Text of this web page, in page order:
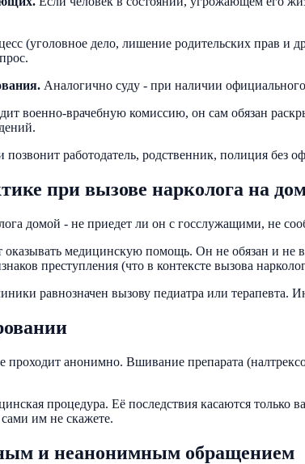
(уголовное дело, лишение родительских прав и
Аналогично суду - при наличии официального
военно-врачебную комиссию, он сам обязан
позвонит работодатель, родственник, полиция
при вызове нарколога на
домой - не приедет ли он с госслужащими, не
медицинскую помощь. Он не обязан и не
преступления (что в контексте вызова
равнозначен вызову педиатра или терапевта.
проходит анонимно. Вшивание препарата
процедура. Её последствия касаются только
им не скажете.
и неанонимным обращением